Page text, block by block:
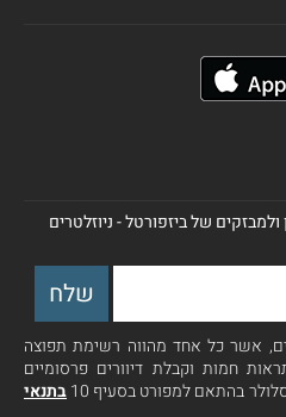
של ביזפורטל - ניוזלטרים
אשר כל אחד מהווה רשימת תפוצה
חמות וקבלת דיוורים פרסומיים
בהתאם למפורט בסעיף 10
בתנאי